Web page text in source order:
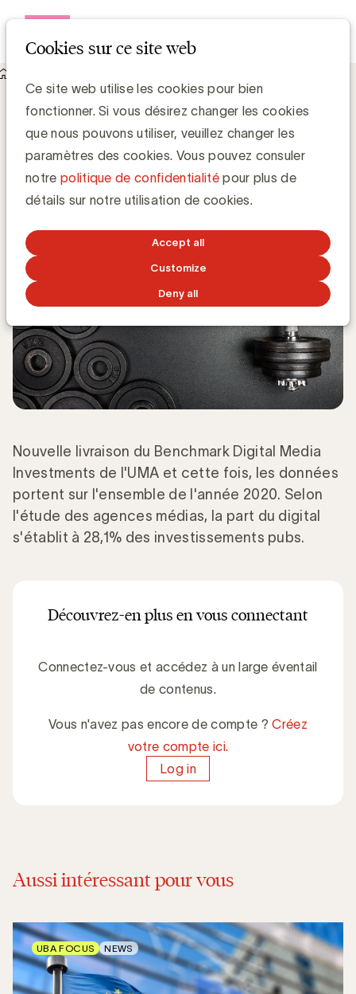
Cookies sur ce site web
Ce site web utilise les cookies pour bien
fonctionner. Si vous désirez changer les cookies
que nous pouvons utiliser, veuillez changer les
paramètres des cookies. Vous pouvez consuler
notre politique de confidentialitépour plus de
détails sur notre utilisation de cookies.
Accept all
Customize
Deny all
UMA Benchmark Digital : 28% en 2020
Media Marketing
19 FÉVRIER 2021
Nouvelle livraison du Benchmark Digital Media
Investments de l'UMA et cette fois, les données
portent sur l'ensemble de l'année 2020. Selon
l'étude des agences médias, la part du digital
s'établit à 28,1% des investissements pubs.
Découvrez-en plus en vous connectant
Connectez-vous et accédez à un large éventail
de contenus.
Vous n'avez pas encore de compte ?Créez
votre compte ici.
Log in
Aussi intéressant pour vous
UBA FOCUS NEWS